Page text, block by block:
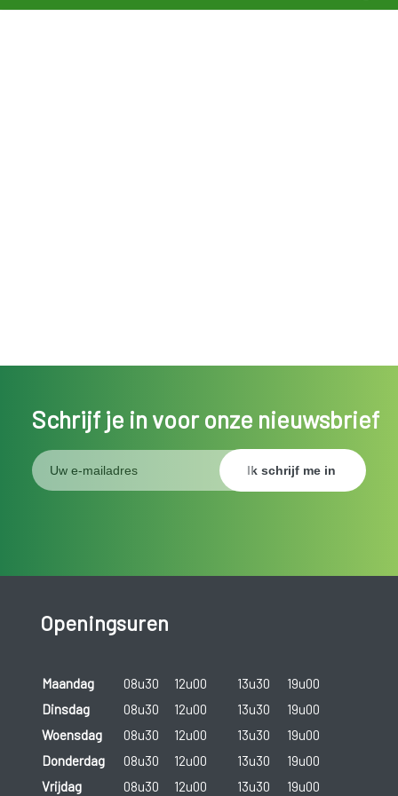
Schrijf je in voor onze nieuwsbrief
Openingsuren
Maandag 08u30 12u00 13u30
19u00
Dinsdag
08u30 12u00 13u30
19u00
Woensdag
08u30 12u00 13u30
19u00
Donderdag
08u30 12u00 13u30
19u00
Vrijdag
08u30 12u00 13u30
19u00